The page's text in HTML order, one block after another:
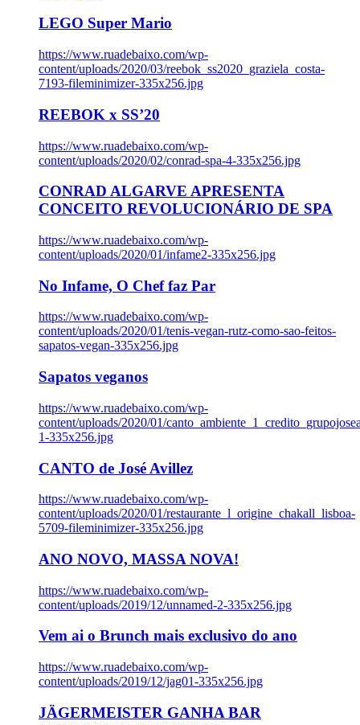
LEGO Super Mario
https://www.ruadebaixo.com/wp-
content/uploads/2020/03/reebok_ss2020_graziela_costa-
7193-fileminimizer-335x256.jpg
REEBOK x SS’20
https://www.ruadebaixo.com/wp-
content/uploads/2020/02/conrad-spa-4-335x256.jpg
CONRAD ALGARVE APRESENTA
CONCEITO REVOLUCIONÁRIO DE SPA
https://www.ruadebaixo.com/wp-
content/uploads/2020/01/infame2-335x256.jpg
No Infame, O Chef faz Par
https://www.ruadebaixo.com/wp-
content/uploads/2020/01/tenis-vegan-rutz-como-sao-feitos-
sapatos-vegan-335x256.jpg
Sapatos veganos
https://www.ruadebaixo.com/wp-
content/uploads/2020/01/
1-335x256.jpg
CANTO de José Avillez
https://www.ruadebaixo.com/wp-
content/uploads/2020/01/restaurante_l_origine_chakall_lisboa-
5709-fileminimizer-335x256.jpg
ANO NOVO, MASSA NOVA!
https://www.ruadebaixo.com/wp-
content/uploads/2019/12/unnamed-2-335x256.jpg
Vem ai o Brunch mais exclusivo do ano
https://www.ruadebaixo.com/wp-
content/uploads/2019/12/jag01-335x256.jpg
JÄGERMEISTER GANHA BAR